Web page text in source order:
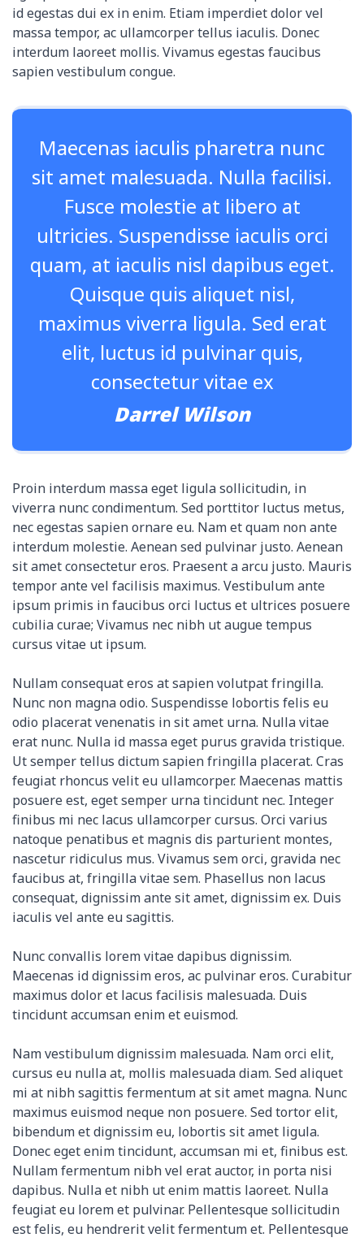
id egestas dui ex in enim. Etiam imperdiet dolor vel
massa tempor, ac ullamcorper tellus iaculis. Donec
interdum laoreet mollis. Vivamus egestas faucibus
sapien vestibulum congue.
Maecenas iaculis pharetra nunc
sit amet malesuada. Nulla facilisi.
Fusce molestie at libero at
ultricies. Suspendisse iaculis orci
quam, at iaculis nisl dapibus eget.
Quisque quis aliquet nisl,
maximus viverra ligula. Sed erat
elit, luctus id pulvinar quis,
consectetur vitae ex
Darrel Wilson
Proin interdum massa eget ligula sollicitudin, in
viverra nunc condimentum. Sed porttitor luctus metus,
nec egestas sapien ornare eu. Nam et quam non ante
interdum molestie. Aenean sed pulvinar justo. Aenean
sit amet consectetur eros. Praesent a arcu justo. Mauris
tempor ante vel facilisis maximus. Vestibulum ante
ipsum primis in faucibus orci luctus et ultrices posuere
cubilia curae; Vivamus nec nibh ut augue tempus
cursus vitae ut ipsum.
Nullam consequat eros at sapien volutpat fringilla.
Nunc non magna odio. Suspendisse lobortis felis eu
odio placerat venenatis in sit amet urna. Nulla vitae
erat nunc. Nulla id massa eget purus gravida tristique.
Ut semper tellus dictum sapien fringilla placerat. Cras
feugiat rhoncus velit eu ullamcorper. Maecenas mattis
posuere est, eget semper urna tincidunt nec. Integer
finibus mi nec lacus ullamcorper cursus. Orci varius
natoque penatibus et magnis dis parturient montes,
nascetur ridiculus mus. Vivamus sem orci, gravida nec
faucibus at, fringilla vitae sem. Phasellus non lacus
consequat, dignissim ante sit amet, dignissim ex. Duis
iaculis vel ante eu sagittis.
Nunc convallis lorem vitae dapibus dignissim.
Maecenas id dignissim eros, ac pulvinar eros. Curabitur
maximus dolor et lacus facilisis malesuada. Duis
tincidunt accumsan enim et euismod.
Nam vestibulum dignissim malesuada. Nam orci elit,
cursus eu nulla at, mollis malesuada diam. Sed aliquet
mi at nibh sagittis fermentum at sit amet magna. Nunc
maximus euismod neque non posuere. Sed tortor elit,
bibendum et dignissim eu, lobortis sit amet ligula.
Donec eget enim tincidunt, accumsan mi et, finibus est.
Nullam fermentum nibh vel erat auctor, in porta nisi
dapibus. Nulla et nibh ut enim mattis laoreet. Nulla
feugiat eu lorem et pulvinar. Pellentesque sollicitudin
est felis, eu hendrerit velit fermentum et. Pellentesque